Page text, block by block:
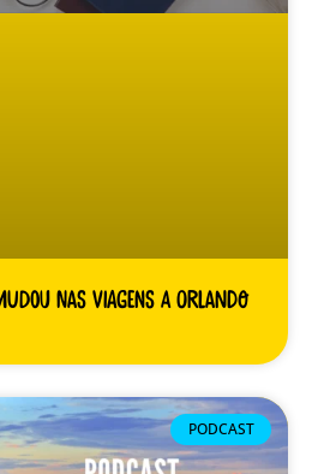
nas viagens a Orlando
PODCAST